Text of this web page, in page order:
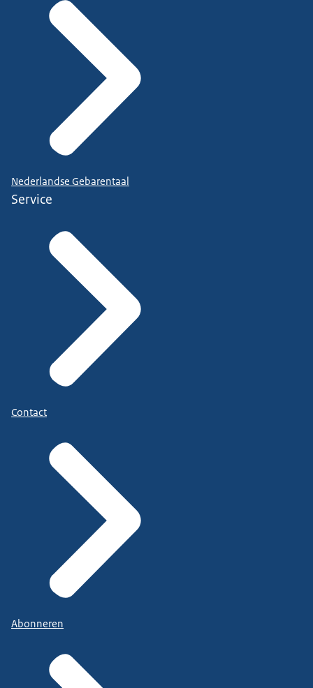
Nederlandse Gebarentaal
Service
Contact
Abonneren